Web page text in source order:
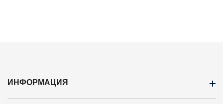
ИНФОРМАЦИЯ